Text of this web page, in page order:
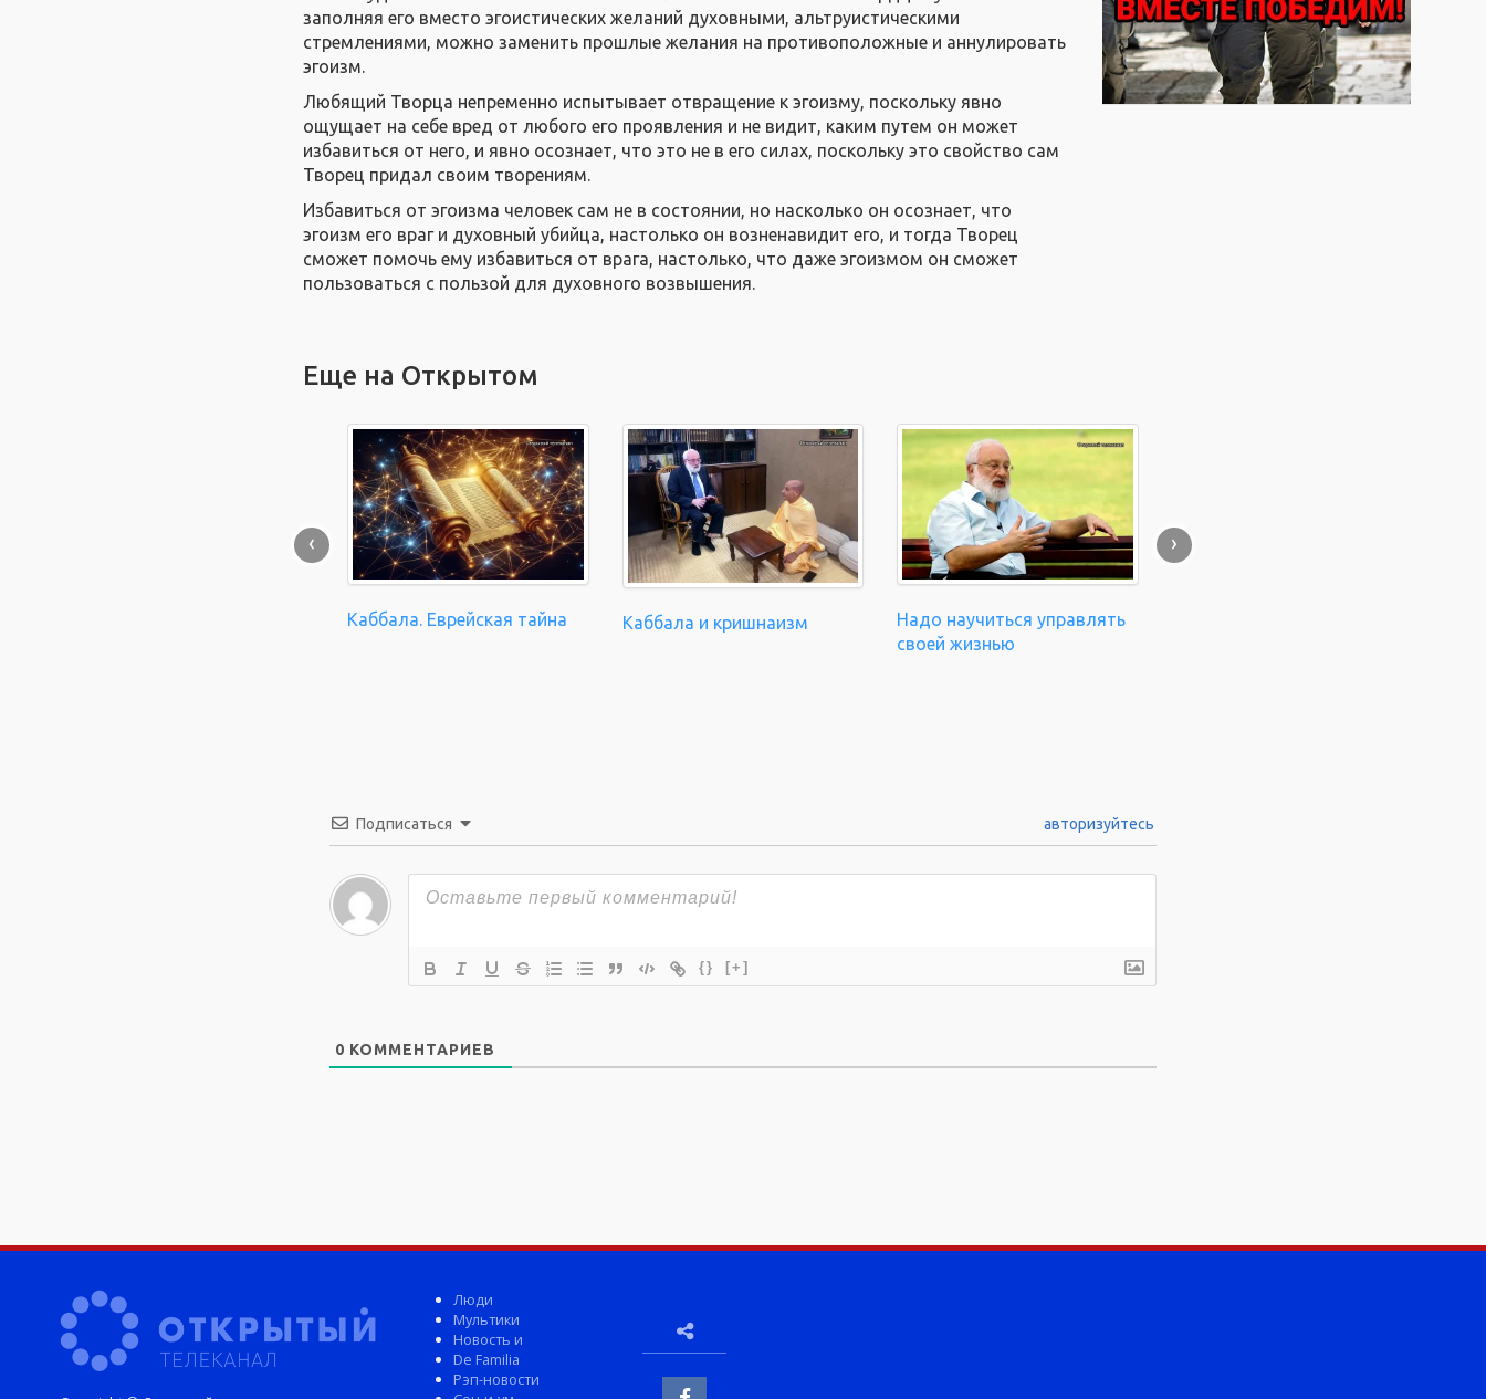
заполняя его вместо эгоистических желаний духовными, альтруистическими
стремлениями, можно заменить прошлые желания на противоположные и аннулировать
эгоизм.
Любящий Творца непременно испытывает отвращение к эгоизму, поскольку явно
ощущает на себе вред от любого его проявления и не видит, каким путем он может
избавиться от него, и явно осознает, что это не в его силах, поскольку это свойство сам
Творец придал своим творениям.
Избавиться от эгоизма человек сам не в состоянии, но насколько он осознает, что
эгоизм его враг и духовный убийца, настолько он возненавидит его, и тогда Творец
сможет помочь ему избавиться от врага, настолько, что даже эгоизмом он сможет
пользоваться с пользой для духовного возвышения.
Еще на Открытом
Каббала. Еврейская тайна Каббала и кришнаизм
Надо научиться управлять
своей жизнью
‹ ›
Подписаться авторизуйтесь
{} [+]
0 КОММЕНТАРИЕВ
Люди
Мультики
Новость и
De Familia
Рэп-новости